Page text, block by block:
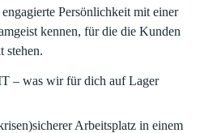
Persönlichkeit mit einer
kennen, für die die Kunden
stehen.
– was wir für dich auf Lager
Arbeitsplatz in einem